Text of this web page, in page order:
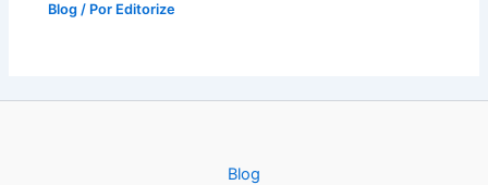
Blog / Por Editorize
Blog